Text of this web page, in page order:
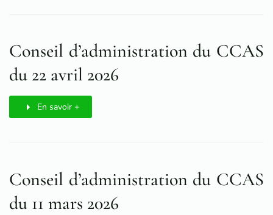
Conseil d’administration du CCAS
du 22 avril 2026
En savoir +
Conseil d’administration du CCAS
du 11 mars 2026